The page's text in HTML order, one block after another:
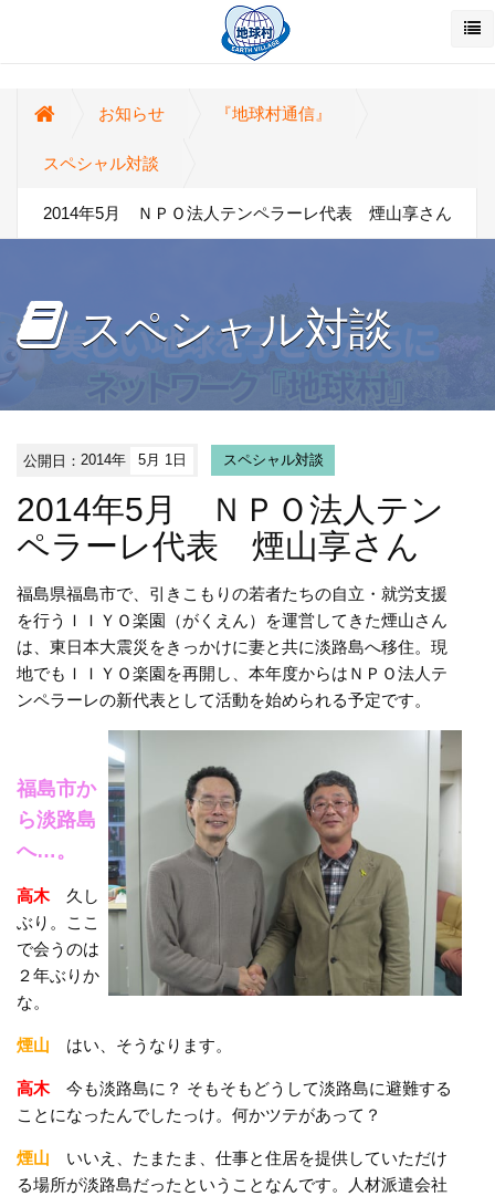
お知らせ 『地球村通信』
スペシャル対談
2014年5月 ＮＰＯ法人テンペラーレ代表 煙山享さん
スペシャル対談
公開日：2014年 5月 1日 スペシャル対談
2014年5月 ＮＰＯ法人テン
ペラーレ代表 煙山享さん
福島県福島市で、引きこもりの若者たちの自立・就労支援
を行うＩＩＹＯ楽園（がくえん）を運営してきた煙山さん
は、東日本大震災をきっかけに妻と共に淡路島へ移住。現
地でもＩＩＹＯ楽園を再開し、本年度からはＮＰＯ法人テ
ンペラーレの新代表として活動を始められる予定です。
福島市か
ら淡路島
へ…。
高木久し
ぶり。ここ
で会うのは
２年ぶりか
な。
煙山 はい、そうなります。
高木今も淡路島に？ そもそもどうして淡路島に避難する
ことになったんでしたっけ。何かツテがあって？
煙山 いいえ、たまたま、仕事と住居を提供していただけ
る場所が淡路島だったということなんです。人材派遣会社